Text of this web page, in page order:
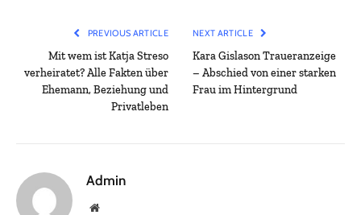
PREVIOUS ARTICLE
Mit wem ist Katja Streso
verheiratet? Alle Fakten über
Ehemann, Beziehung und
Privatleben
NEXT ARTICLE
Kara Gislason Traueranzeige
– Abschied von einer starken
Frau im Hintergrund
Admin
Website